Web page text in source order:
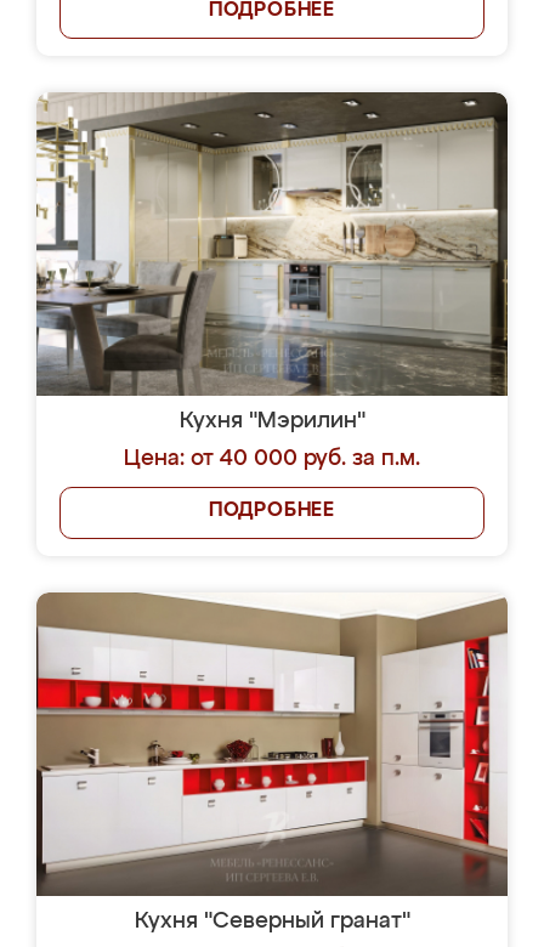
ПОДРОБНЕЕ
Кухня "Мэрилин"
Цена: от 40 000 руб. за п.м.
ПОДРОБНЕЕ
Кухня "Северный гранат"